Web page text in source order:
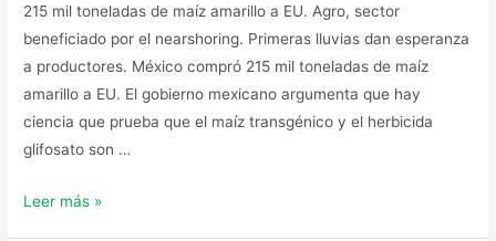
215 mil toneladas de maíz amarillo a EU. Agro, sector
beneficiado por el nearshoring. Primeras lluvias dan esperanza
a productores. México compró 215 mil toneladas de maíz
amarillo a EU. El gobierno mexicano argumenta que hay
ciencia que prueba que el maíz transgénico y el herbicida
glifosato son …
Leer más »